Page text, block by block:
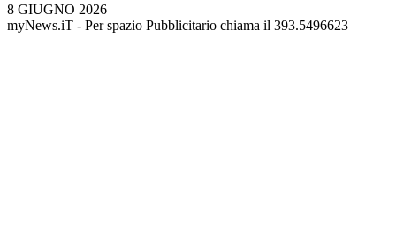
8 GIUGNO 2026
myNews.iT - Per spazio Pubblicitario chiama il 393.5496623